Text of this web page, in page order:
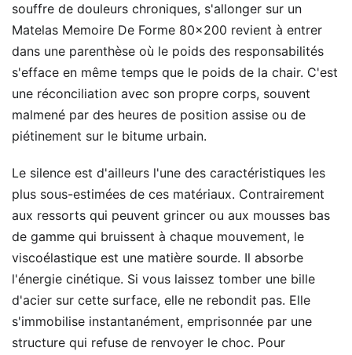
souffre de douleurs chroniques, s'allonger sur un
Matelas Memoire De Forme 80x200 revient à entrer
dans une parenthèse où le poids des responsabilités
s'efface en même temps que le poids de la chair. C'est
une réconciliation avec son propre corps, souvent
malmené par des heures de position assise ou de
piétinement sur le bitume urbain.
Le silence est d'ailleurs l'une des caractéristiques les
plus sous-estimées de ces matériaux. Contrairement
aux ressorts qui peuvent grincer ou aux mousses bas
de gamme qui bruissent à chaque mouvement, le
viscoélastique est une matière sourde. Il absorbe
l'énergie cinétique. Si vous laissez tomber une bille
d'acier sur cette surface, elle ne rebondit pas. Elle
s'immobilise instantanément, emprisonnée par une
structure qui refuse de renvoyer le choc. Pour